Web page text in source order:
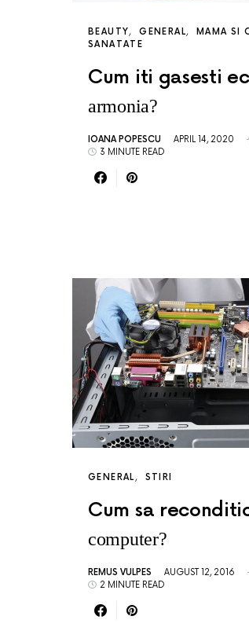
BEAUTY GENERAL
MAMA SI
SANATATE
Cum iti gasesti
armonia?
IOANA POPESCU APRIL 14, 2020
3 MINUTE READ
GENERAL STIRI
Cum sa
computer?
REMUS VULPES AUGUST 12, 2016
2 MINUTE READ